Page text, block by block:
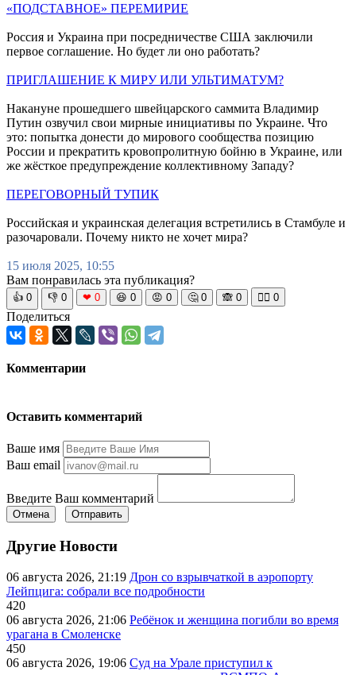
«ПОДСТАВНОЕ» ПЕРЕМИРИЕ
Россия и Украина при посредничестве США заключили
первое соглашение. Но будет ли оно работать?
ПРИГЛАШЕНИЕ К МИРУ ИЛИ УЛЬТИМАТУМ?
Накануне прошедшего швейцарского саммита Владимир
Путин озвучил свои мирные инициативы по Украине. Что
это: попытка донести до мирового сообщества позицию
России и прекратить кровопролитную бойню в Украине, или
же жёсткое предупреждение коллективному Западу?
ПЕРЕГОВОРНЫЙ ТУПИК
Российская и украинская делегация встретились в Стамбуле и
разочаровали. Почему никто не хочет мира?
15 июля 2025, 10:55
Вам понравилась эта публикация?
👍 0 👎 0 ❤ 0 😆 0 😡 0 🤔 0 🙈 0 🧘‍♀️ 0
Поделиться
Комментарии
Оставить комментарий
Ваше имя
Ваш email
Введите Ваш комментарий
Отмена Отправить
Другие Новости
06 августа 2026, 21:19 Дрон со взрывчаткой в аэропорту
Лейпцига: собрали все подробности
420
06 августа 2026, 21:06 Ребёнок и женщина погибли во время
урагана в Смоленске
450
06 августа 2026, 19:06 Суд на Урале приступил к